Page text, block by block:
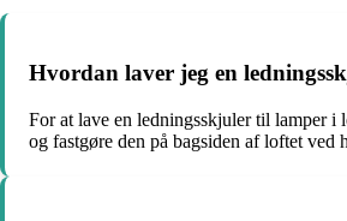
Hvordan laver jeg en
For at lave en ledningsskjuler til lamper i
og fastgøre den på bagsiden af loftet